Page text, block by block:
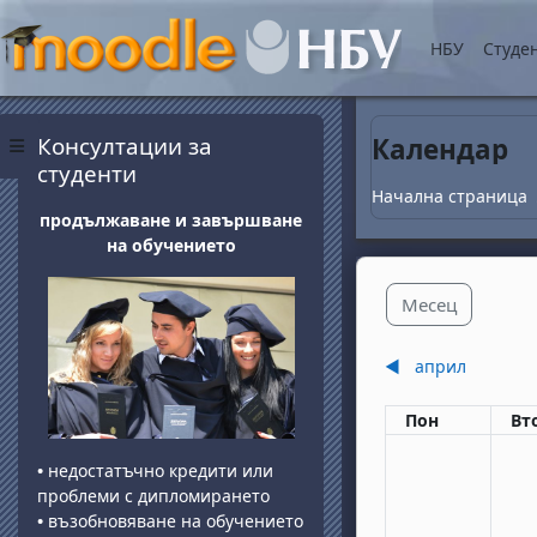
Прескочи на
Страничен панел
НБУ
Календар
Начална страница
Месец
◀︎ април
Понеделник
Пон
Блокове
Консултации за
студенти
продължаване и завършване
на обучението
• недостатъчно кредити или
проблеми с дипломирането
• възобновяване на обучението